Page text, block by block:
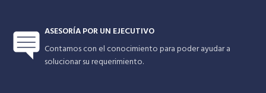
ASESORÍA POR UN EJECUTIVO
Contamos con el conocimiento para poder ayudar a
solucionar su requerimiento.